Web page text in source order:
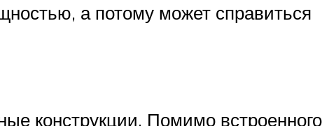
а потому может справиться
конструкции. Помимо встроенного